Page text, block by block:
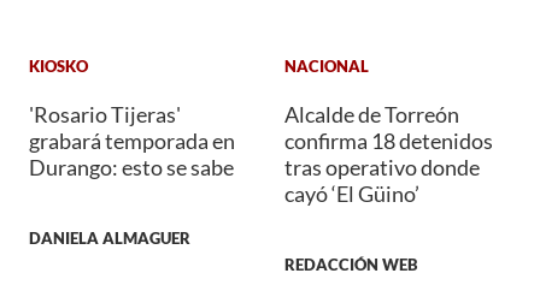
KIOSKO
'Rosario Tijeras'
grabará temporada en
Durango: esto se sabe
DANIELA ALMAGUER
NACIONAL
Alcalde de Torreón
confirma 18 detenidos
tras operativo donde
cayó ‘El Güino’
REDACCIÓN WEB